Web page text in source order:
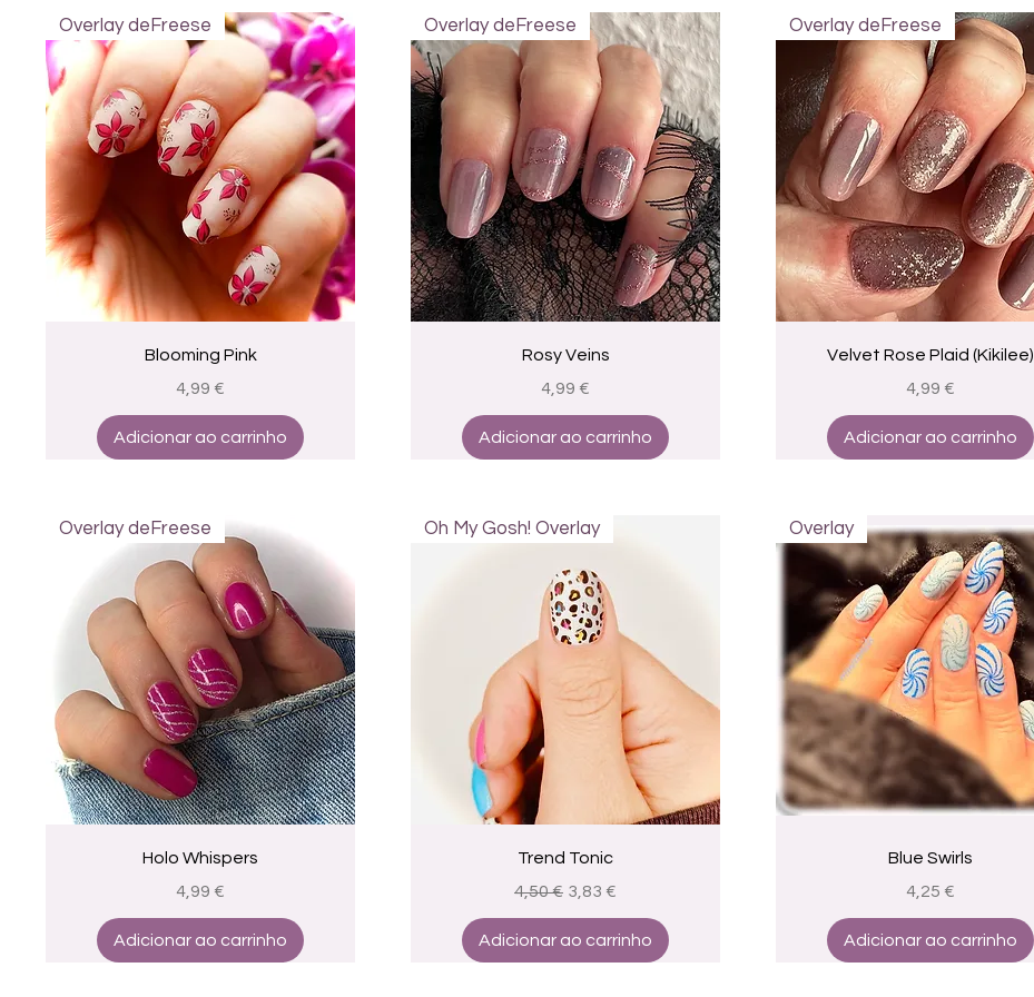
Visualização rápida
Overlay deFreese
Blooming Pink
Preço
4,99 €
Adicionar ao carrinho
Visualização rápida
Overlay deFreese
Rosy Veins
Preço
4,99 €
Adicionar ao carrinho
Visualização rápida
Overlay deFreese
Velvet Rose Plaid (Kikilee)
Preço
4,99 €
Adicionar ao carrinho
Visualização rápida
Overlay deFreese
Holo Whispers
Preço
4,99 €
Adicionar ao carrinho
Visualização rápida
Oh My Gosh! Overlay
Trend Tonic
Preço normal
4,50 € Preço promocional
3,83 €
Adicionar ao carrinho
Visualização rápida
Overlay
Blue Swirls
Preço
4,25 €
Adicionar ao carrinho